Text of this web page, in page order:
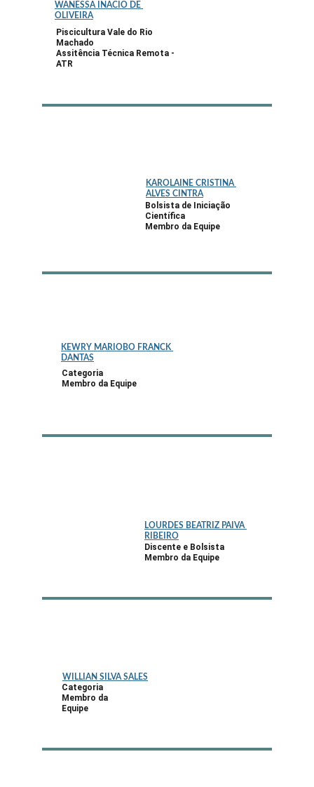
WANESSA INACIO DE
OLIVEIRA
WILLIAN SILVA SALES
KAROLAINE CRISTINA
ALVES CINTRA
KEWRY MARIOBO FRANCK
DANTAS
LOURDES BEATRIZ PAIVA
RIBEIRO
Bolsista de Iniciação
Científica
Membro da Equipe
Discente e Bolsista
Membro da Equipe
Piscicultura Vale do Rio
Machado
Assitência Técnica Remota -
ATR
Categoria
Membro da Equipe
Categoria
Membro da
Equipe